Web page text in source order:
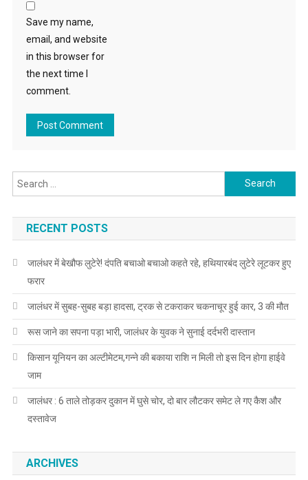
Save my name,
email, and website
in this browser for
the next time I
comment.
Search for:
RECENT POSTS
जालंधर में बेखौफ लुटेरे! दंपति बचाओ बचाओ कहते रहे, हथियारबंद लुटेरे लूटकर हुए
फरार
जालंधर में सुबह-सुबह बड़ा हादसा, ट्रक से टकराकर चकनाचूर हुई कार, 3 की मौत
रूस जाने का सपना पड़ा भारी, जालंधर के युवक ने सुनाई दर्दभरी दास्तान
किसान यूनियन का अल्टीमेटम,गन्ने की बकाया राशि न मिली तो इस दिन होगा हाईवे
जाम
जालंधर : 6 ताले तोड़कर दुकान में घुसे चोर, दो बार लौटकर समेट ले गए कैश और
दस्तावेज
ARCHIVES